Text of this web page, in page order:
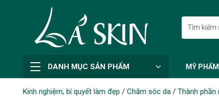
DANH MỤC SẢN PHẨM MỸ PHẨM
Kinh nghiệm, bí quyết làm đẹp / Chăm sóc da/ Thành phần